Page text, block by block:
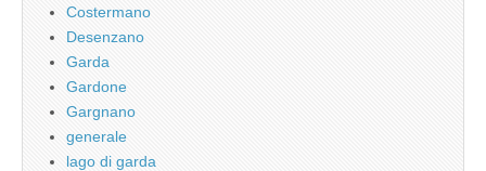
Costermano
Desenzano
Garda
Gardone
Gargnano
generale
lago di garda